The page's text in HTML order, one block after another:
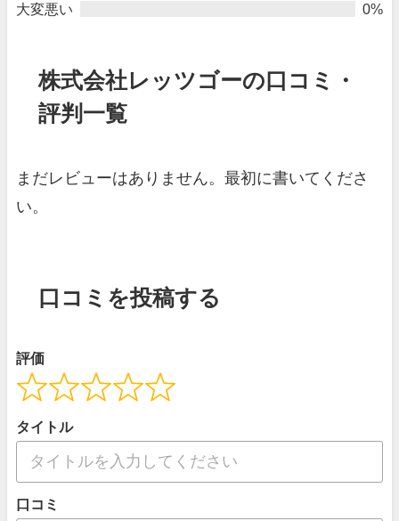
大変悪い
0%
株式会社レッツゴーの口コミ・
評判一覧
まだレビューはありません。最初に書いてくださ
い。
口コミを投稿する
評価
タイトル
口コミ